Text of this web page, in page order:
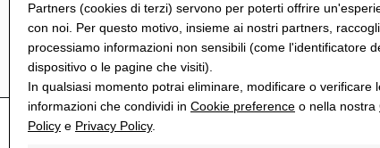
(CURRENT)
2
Partners (cookies di terzi) servono per poterti offrire
con noi. Per questo motivo, insieme ai nostri partners,
processiamo informazioni non sensibili (come l'identificatore
dispositivo o le pagine che visiti).
In qualsiasi momento potrai eliminare, modificare o verificare
informazioni che condividi in Cookie preference o nella nostra
Policy e Privacy Policy.